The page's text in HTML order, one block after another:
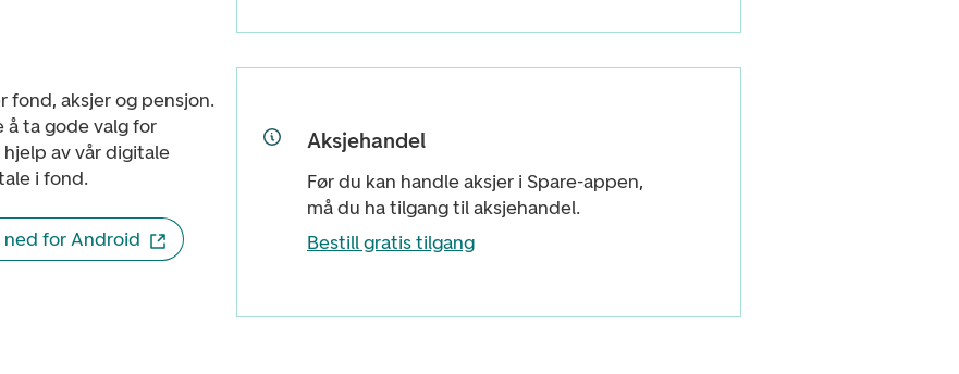
fond, aksjer og pensjon.
ta gode valg for
av vår digitale
i fond.
ned for Android
Aksjehandel
Før du kan handle aksjer i Spare-appen,
må du ha tilgang til aksjehandel.
Bestill gratis tilgang